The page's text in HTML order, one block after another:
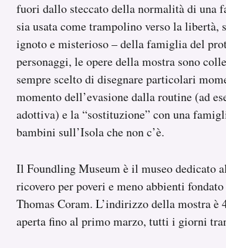
fuori dallo steccato della normalità di una
sia usata come trampolino verso la libertà,
ignoto e misterioso – della famiglia del
personaggi, le opere della mostra sono
sempre scelto di disegnare particolari
momento dell’evasione dalla routine (ad
adottiva) e la “sostituzione” con una
bambini sull’Isola che non c’è.
Il Foundling Museum è il museo dedicato
ricovero per poveri e meno abbienti
Thomas Coram. L’indirizzo della mostra
aperta fino al primo marzo, tutti i giorni